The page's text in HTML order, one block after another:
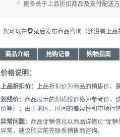
更多关于上品折扣商品及支付配送
您可以在登录后发布商品咨询（还没有上品
商品介绍 抢购记录 购物指南
价格说明：
上品折扣价： 上品折扣价为商品的销售价，
划线价： 商品展示的划横线价格为参考价，
价等）；由于地区、时间的差异性和市场行
异常问题： 商品促销信息以商品详情页“促
异常，建议购买前先联系销售商咨询。